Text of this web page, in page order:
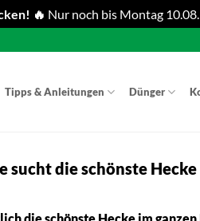
🔥 Nur noch bis Montag
Tipps & Anleitungen Dünger
sucht die schönste